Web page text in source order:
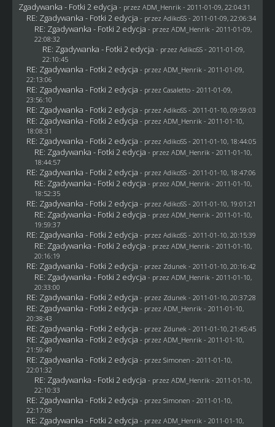
Zgadywanka - Fotki 2 edycja - przez ADM_Henrik - 2011-01-09, 22:04:31
RE: Zgadywanka - Fotki 2 edycja - przez AdikoSS - 2011-01-09, 22:06:34
RE: Zgadywanka - Fotki 2 edycja - przez ADM_Henrik - 2011-01-09,
22:08:32
RE: Zgadywanka - Fotki 2 edycja - przez AdikoSS - 2011-01-09,
22:10:45
RE: Zgadywanka - Fotki 2 edycja - przez ADM_Henrik - 2011-01-09,
22:13:06
RE: Zgadywanka - Fotki 2 edycja - przez Casaletto- 2011-01-09,
23:56:10
RE: Zgadywanka - Fotki 2 edycja - przez AdikoSS - 2011-01-10, 09:59:03
RE: Zgadywanka - Fotki 2 edycja - przez ADM_Henrik - 2011-01-10,
18:08:31
RE: Zgadywanka - Fotki 2 edycja - przez AdikoSS - 2011-01-10, 18:44:05
RE: Zgadywanka - Fotki 2 edycja - przez ADM_Henrik - 2011-01-10,
18:44:57
RE: Zgadywanka - Fotki 2 edycja - przez AdikoSS - 2011-01-10, 18:47:06
RE: Zgadywanka - Fotki 2 edycja - przez ADM_Henrik - 2011-01-10,
18:52:35
RE: Zgadywanka - Fotki 2 edycja - przez AdikoSS - 2011-01-10, 19:01:21
RE: Zgadywanka - Fotki 2 edycja - przez ADM_Henrik - 2011-01-10,
19:59:37
RE: Zgadywanka - Fotki 2 edycja - przez AdikoSS - 2011-01-10, 20:15:39
RE: Zgadywanka - Fotki 2 edycja - przez ADM_Henrik - 2011-01-10,
20:16:19
RE: Zgadywanka - Fotki 2 edycja - przez Zdunek - 2011-01-10, 20:16:42
RE: Zgadywanka - Fotki 2 edycja - przez ADM_Henrik - 2011-01-10,
20:33:00
RE: Zgadywanka - Fotki 2 edycja - przez Zdunek - 2011-01-10, 20:37:28
RE: Zgadywanka - Fotki 2 edycja - przez ADM_Henrik - 2011-01-10,
20:38:43
RE: Zgadywanka - Fotki 2 edycja - przez Zdunek - 2011-01-10, 21:45:45
RE: Zgadywanka - Fotki 2 edycja - przez ADM_Henrik - 2011-01-10,
21:59:49
RE: Zgadywanka - Fotki 2 edycja - przez Simonen - 2011-01-10,
22:01:32
RE: Zgadywanka - Fotki 2 edycja - przez ADM_Henrik - 2011-01-10,
22:10:33
RE: Zgadywanka - Fotki 2 edycja - przez Simonen - 2011-01-10,
22:17:08
RE: Zgadywanka - Fotki 2 edycja - przez ADM_Henrik - 2011-01-10,